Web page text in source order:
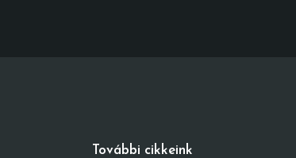
További cikkeink